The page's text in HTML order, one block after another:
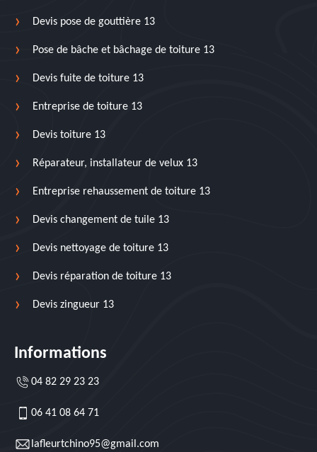
Devis pose de gouttière 13
Pose de bâche et bâchage de toiture 13
Devis fuite de toiture 13
Entreprise de toiture 13
Devis toiture 13
Réparateur, installateur de velux 13
Entreprise rehaussement de toiture 13
Devis changement de tuile 13
Devis nettoyage de toiture 13
Devis réparation de toiture 13
Devis zingueur 13
Informations
04 82 29 23 23
06 41 08 64 71
lafleurtchino95@gmail.com